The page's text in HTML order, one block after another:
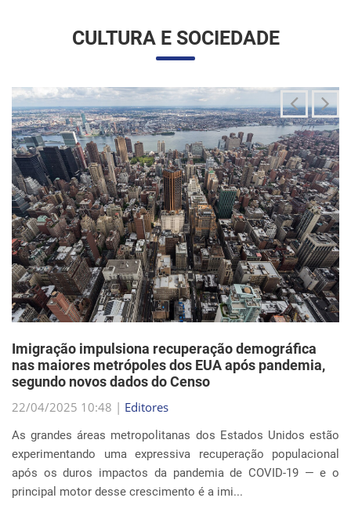
Imigração impulsiona recuperação demográfica
nas maiores metrópoles dos EUA após pandemia,
segundo novos dados do Censo
22/04/2025 10:48 |Editores
As grandes áreas metropolitanas dos Estados Unidos estão
experimentando uma expressiva recuperação populacional
principal motor desse crescimento é a imi...
EVENTOS